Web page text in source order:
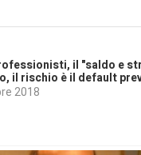
il "saldo e
il rischio è il default
2018